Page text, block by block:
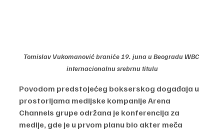
Tomislav Vukomanović braniće 19. juna u Beogradu WBC
internacionalnu srebrnu titulu
Povodom predstojećeg bokserskog događaja u
prostorijama medijske kompanije Arena
Channels grupe održana je konferencija za
medije, gde je u prvom planu bio akter meča